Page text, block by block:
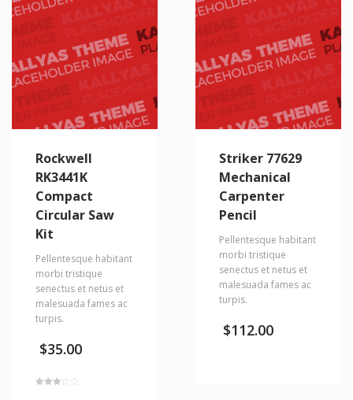
Rockwell
RK3441K
Compact
Circular Saw
Kit
Pellentesque habitant
morbi tristique
senectus et netus et
malesuada fames ac
turpis.
$35.00
Striker 77629
Mechanical
Carpenter
Pencil
Pellentesque habitant
morbi tristique
senectus et netus et
malesuada fames ac
turpis.
$112.00